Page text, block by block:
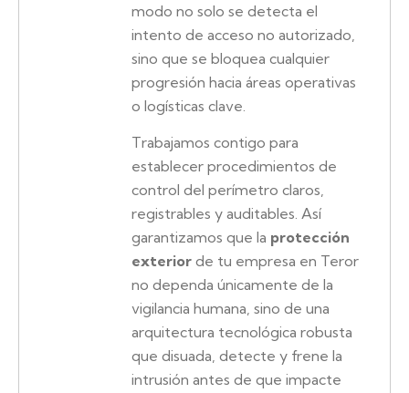
modo no solo se detecta el
intento de acceso no autorizado,
sino que se bloquea cualquier
progresión hacia áreas operativas
o logísticas clave.
Trabajamos contigo para
establecer procedimientos de
control del perímetro claros,
registrables y auditables. Así
garantizamos que la protección
exterior de tu empresa en Teror
no dependa únicamente de la
vigilancia humana, sino de una
arquitectura tecnológica robusta
que disuada, detecte y frene la
intrusión antes de que impacte